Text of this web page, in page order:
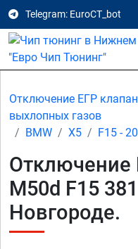
Telegram: EuroCT_bot
Отключение ЕГР
выхлопных газов
BMW
X5 F15 -
Отключение
M50d F15
Новгороде.